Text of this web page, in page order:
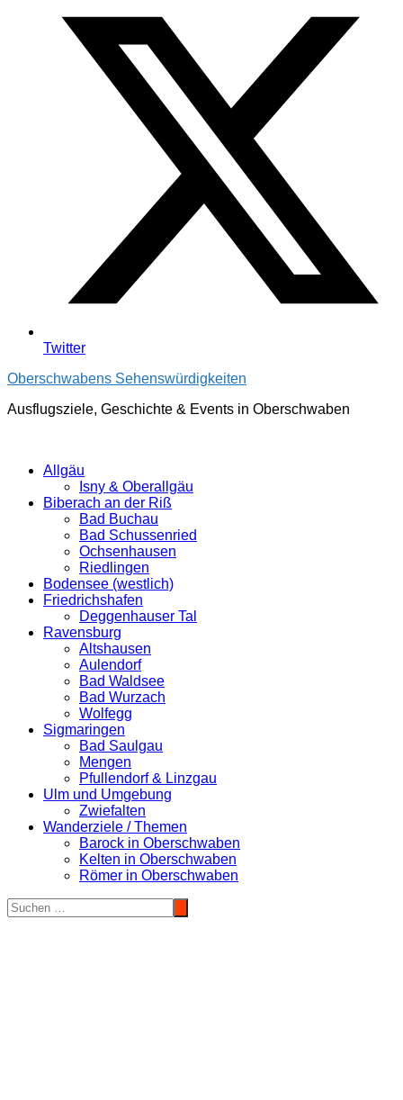
Twitter
Oberschwabens Sehenswürdigkeiten
Ausflugsziele, Geschichte & Events in Oberschwaben
Allgäu
Isny & Oberallgäu
Biberach an der Riß
Bad Buchau
Bad Schussenried
Ochsenhausen
Riedlingen
Bodensee (westlich)
Friedrichshafen
Deggenhauser Tal
Ravensburg
Altshausen
Aulendorf
Bad Waldsee
Bad Wurzach
Wolfegg
Sigmaringen
Bad Saulgau
Mengen
Pfullendorf & Linzgau
Ulm und Umgebung
Zwiefalten
Wanderziele / Themen
Barock in Oberschwaben
Kelten in Oberschwaben
Römer in Oberschwaben